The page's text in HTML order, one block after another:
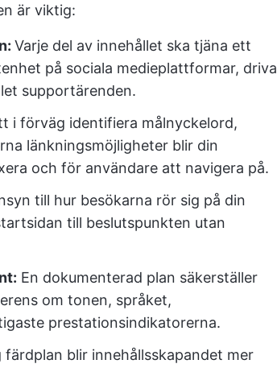
är viktig:
Varje del av innehållet ska tjäna ett
på sociala medieplattformar, driva
supportärenden.
i förväg identifiera målnyckelord,
länkningsmöjligheter blir din
och för användare att navigera på.
till hur besökarna rör sig på din
till beslutspunkten utan
En dokumenterad plan säkerställer
om tonen, språket,
prestationsindikatorerna.
färdplan blir innehållsskapandet mer